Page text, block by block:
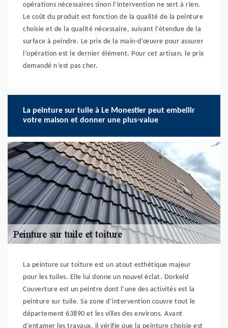
opérations nécessaires sinon l’intervention ne sert à rien.
Le coût du produit est fonction de la qualité de la peinture
choisie et de la qualité nécessaire, suivant l’étendue de la
surface à peindre. Le prix de la main-d’œuvre pour assurer
l’opération est le dernier élément. Pour cet artisan, le prix
demandé n’est pas cher.
La peinture sur tuile à Le Monestier peut embellir
votre maison et donner une plus-value
La peinture sur toiture est un atout esthétique majeur
pour les tuiles. Elle lui donne un nouvel éclat. Dorkeld
Couverture est un peintre dont l’une des activités est la
peinture sur tuile. Sa zone d’intervention couvre tout le
département 63890 et les villes des environs. Avant
d’entamer les travaux, il vérifie que la peinture choisie est